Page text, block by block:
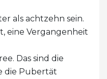
als achtzehn sein.
eine Vergangenheit
Das sind die
die Pubertät